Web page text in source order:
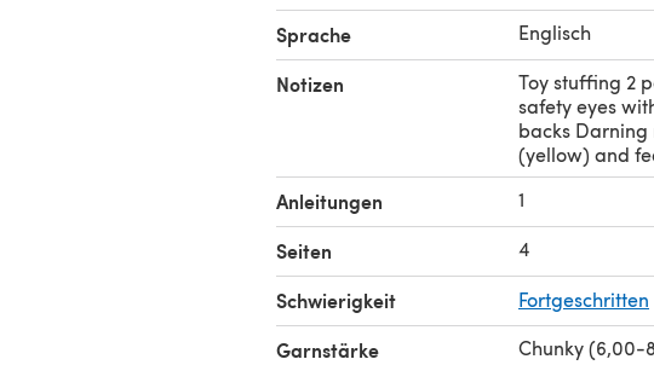
Sprache Englisch
Notizen
Toy stuffing 2
safety eyes
backs Darning
(yellow) and
Anleitungen 1
Seiten 4
Schwierigkeit Fortgeschritten
Garnstärke Chunky (6,00-